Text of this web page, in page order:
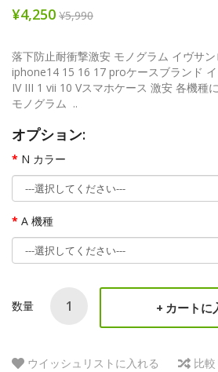
¥4,250 ¥5,990
落下防止耐衝撃激安 モノグラム イヴサ
iphone14 15 16 17 proケースブランド
IV III 1 vii 10 Vスマホケース 激安 各機種
モノグラム ..
オプション:
N カラー
A 機種
数量 カートに
ウイッシュリストに入れる 比